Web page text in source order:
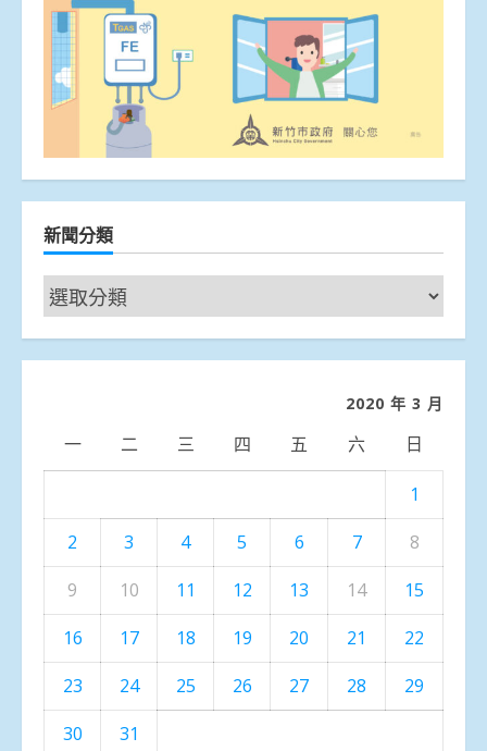
新聞分類
新
聞
分
2020 年 3 月
一 二 三 四 五 六 日
1
2
3 4 5 6 7
8
9
10 11 12 13 14
15
16
17 18 19 20 21
22
23
24 25 26 27 28
29
30
31